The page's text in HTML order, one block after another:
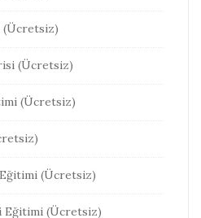
(Ücretsiz)
(Ücretsiz)
(Ücretsiz)
(Ücretsiz)
Eğitimi (Ücretsiz)